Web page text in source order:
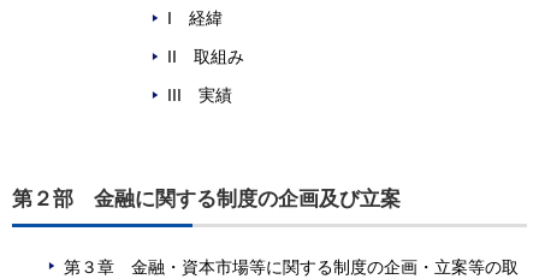
I 経緯
II 取組み
III 実績
第２部 金融に関する制度の企画及び立案
第３章 金融・資本市場等に関する制度の企画・立案等の取